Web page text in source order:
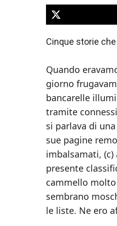
Cinque storie
Quando
giorno
bancarelle
tramite
si parlava di
sue pagine
imbalsamati, (c)
presente
cammello molto
sembrano
le liste. Ne ero